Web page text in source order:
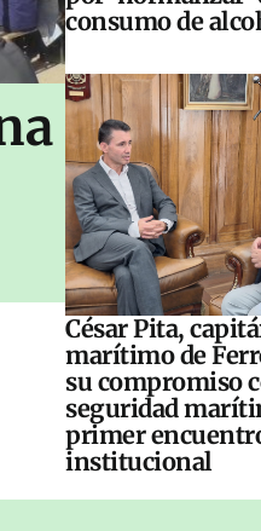
consumo de
César Pita,
marítimo de
su compromiso
seguridad
primer
institucional